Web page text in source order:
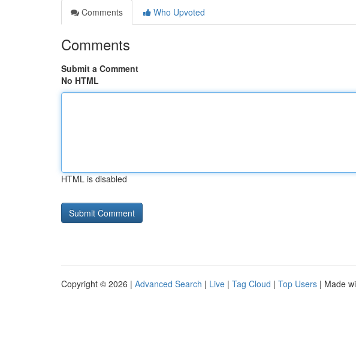
Comments
Who Upvoted
Comments
Submit a Comment
No HTML
HTML is disabled
Copyright © 2026 | Advanced Search | Live | Tag Cloud | Top Users | Made